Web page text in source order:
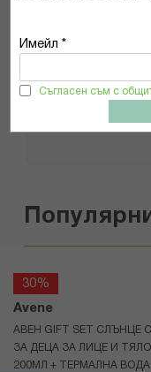
Имейл *
Съгласен съм с
30%
Avene
АВЕН GIFT SET СЛЪНЦЕ
ЗА ДЕЦА ЗА ЛИЦЕ И ТЯЛО
200МЛ + ТЕРМАЛНА ВОДА